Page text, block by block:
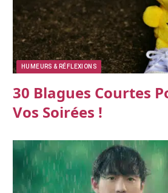
HUMEURS & RÉFLEXIONS
30 Blagues Courtes
Vos Soirées !